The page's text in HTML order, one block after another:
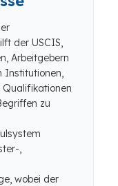
der USCIS,
Arbeitgebern
Institutionen,
zu
,
wobei der